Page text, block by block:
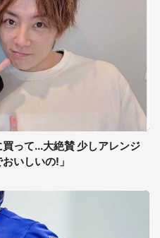
って...大絶賛 少しアレンジ
いしいの!」